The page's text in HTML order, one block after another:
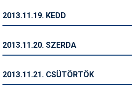
Snowboard
Szakértők
2013.11.19. KEDD
2013.11.20. SZERDA
2013.11.21. CSÜTÖRTÖK